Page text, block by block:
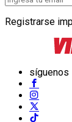
Registrarse
síguenos